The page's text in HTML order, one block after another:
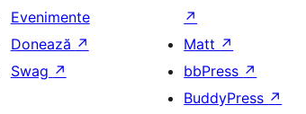
Evenimente
Donează ↗
Swag ↗
↗
Matt ↗
bbPress ↗
BuddyPress ↗